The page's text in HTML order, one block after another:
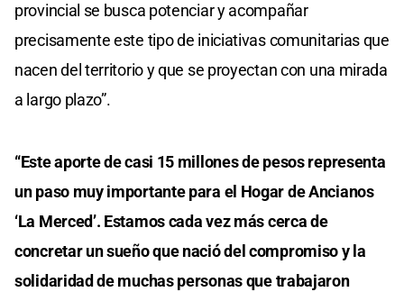
provincial se busca potenciar y acompañar
precisamente este tipo de iniciativas comunitarias que
nacen del territorio y que se proyectan con una mirada
a largo plazo”.
“Este aporte de casi 15 millones de pesos representa
un paso muy importante para el Hogar de Ancianos
‘La Merced’. Estamos cada vez más cerca de
concretar un sueño que nació del compromiso y la
solidaridad de muchas personas que trabajaron